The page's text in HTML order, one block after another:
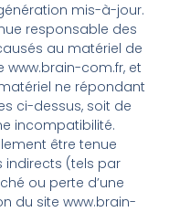
mis-à-jour.
responsable des
au matériel de
www.brain-com.fr, et
ne répondant
ci-dessus, soit de
incompatibilité.
être tenue
(tels par
ou perte d’une
du site www.brain-